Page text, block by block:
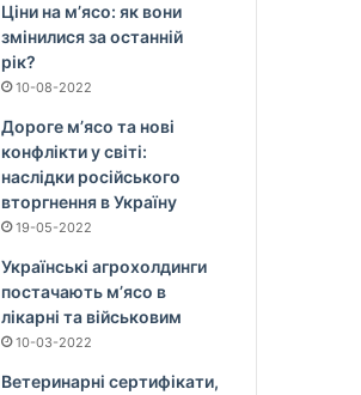
Ціни на м’ясо: як вони
змінилися за останній
рік?
10-08-2022
Дороге м’ясо та нові
конфлікти у світі:
наслідки російського
вторгнення в Україну
19-05-2022
Українські агрохолдинги
постачають м’ясо в
лікарні та військовим
10-03-2022
Ветеринарні сертифікати,